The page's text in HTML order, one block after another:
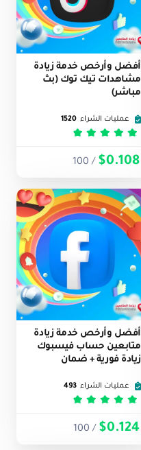
أفضل وأرخص خدمة زيادة
مشاهدات تيك توك (بث
مباشر)
عمليات الشراء 1520
تم التقييم 5
$0.108
/ 100
أفضل وأرخص خدمة زيادة
متابعين حساب فيسبوك
زيادة فورية + ضمان
عمليات الشراء 493
تم التقييم 5
$0.124
/ 100